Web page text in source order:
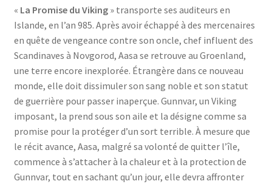
« La Promise du Viking» transporte ses auditeurs en
Islande, en l’an 985. Après avoir échappé à des mercenaires
en quête de vengeance contre son oncle, chef influent des
Scandinaves à Novgorod, Aasa se retrouve au Groenland,
une terre encore inexplorée. Étrangère dans ce nouveau
monde, elle doit dissimuler son sang noble et son statut
de guerrière pour passer inaperçue. Gunnvar, un Viking
imposant, la prend sous son aile et la désigne comme sa
promise pour la protéger d’un sort terrible. À mesure que
le récit avance, Aasa, malgré sa volonté de quitter l’île,
commence à s’attacher à la chaleur et à la protection de
Gunnvar, tout en sachant qu’un jour, elle devra affronter